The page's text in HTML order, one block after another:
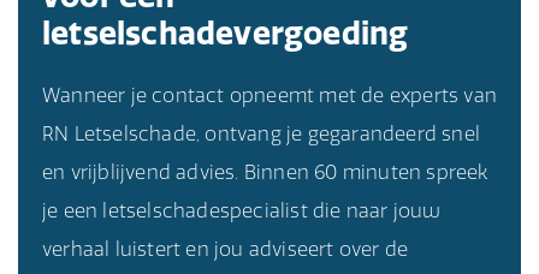
letselschadevergoeding
Wanneer je contact opneemt met de experts van
RN Letselschade, ontvang je gegarandeerd snel
en vrijblijvend advies. Binnen 60 minuten spreek
je een letselschadespecialist die naar jouw
verhaal luistert en jou adviseert over de